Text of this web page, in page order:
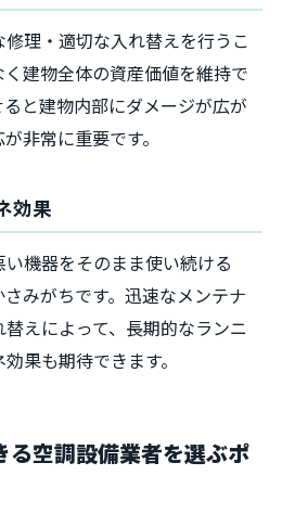
理・適切な入れ替えを行うこ
建物全体の資産価値を維持で
と建物内部にダメージが広が
非常に重要です。
効果
機器をそのまま使い続ける
みがちです。迅速なメンテナ
えによって、長期的なランニ
果も期待できます。
る空調設備業者を選ぶポ